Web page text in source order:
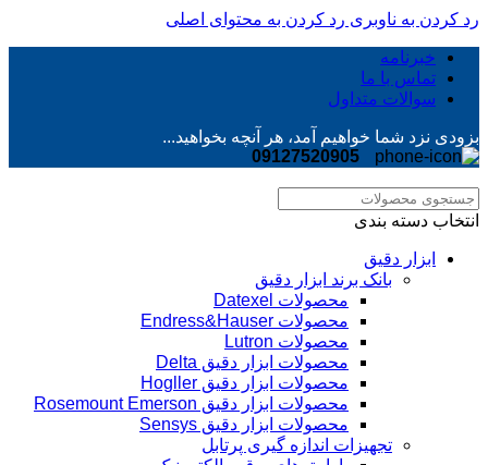
رد کردن به ناوبری رد کردن به محتوای اصلی
خبرنامه
تماس با ما
سوالات متداول
بزودی نزد شما خواهیم آمد، هر آنچه بخواهید...
09127520905
انتخاب دسته بندی
بانک برند ابزار دقیق
محصولات Datexel
محصولات Endress&Hauser
محصولات Lutron
محصولات ابزار دقیق Delta
محصولات ابزار دقیق Hogller